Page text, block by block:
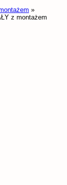
»
z montażem